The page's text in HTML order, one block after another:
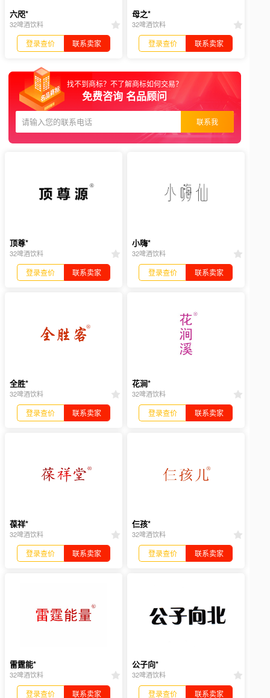
六咫*
32啤酒饮料
登录查价 联系卖家
母之*
32啤酒饮料
登录查价 联系卖家
找不到商标？不了解商标如何交易？
免费咨询 名品顾问
联系我
顶尊*
32啤酒饮料
登录查价 联系卖家
小嗨*
32啤酒饮料
登录查价 联系卖家
全胜*
32啤酒饮料
登录查价 联系卖家
花涧*
32啤酒饮料
登录查价 联系卖家
葆祥*
32啤酒饮料
登录查价 联系卖家
仨孩*
32啤酒饮料
登录查价 联系卖家
雷霆能*
32啤酒饮料
登录查价 联系卖家
公子向*
32啤酒饮料
登录查价 联系卖家